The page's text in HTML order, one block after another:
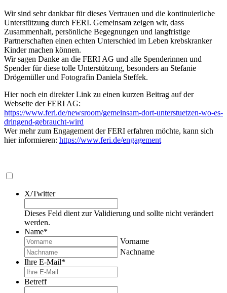
Wir sind sehr dankbar für dieses Vertrauen und die kontinuierliche
Unterstützung durch FERI. Gemeinsam zeigen wir, dass
Zusammenhalt, persönliche Begegnungen und langfristige
Partnerschaften einen echten Unterschied im Leben krebskranker
Kinder machen können.
Wir sagen Danke an die FERI AG und alle Spenderinnen und
Spender für diese tolle Unterstützung, besonders an Stefanie
Drögemüller und Fotografin Daniela Steffek.
Hier noch ein direkter Link zu einen kurzen Beitrag auf der
Webseite der FERI AG:
https://www.feri.de/newsroom/gemeinsam-dort-unterstuetzen-wo-es-
dringend-gebraucht-wird
Wer mehr zum Engagement der FERI erfahren möchte, kann sich
hier informieren: https://www.feri.de/engagement
X/Twitter
Dieses Feld dient zur Validierung und sollte nicht verändert
werden.
Name*
Vorname
Nachname
Ihre E-Mail*
Betreff